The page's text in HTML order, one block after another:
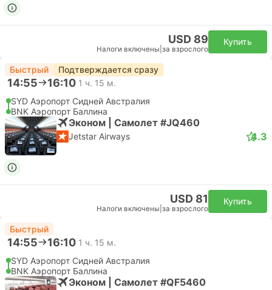
USD 89
Налоги включены за взрослого
Купить
Быстрый Подтверждается сразу
14:55 16:10 1 ч. 15 м.
SYD Аэропорт Сидней Австралия
BNK Аэропорт Баллина
Эконом | Самолет #JQ460
Jetstar Airways 4.3
USD 81
Налоги включены за взрослого
Купить
Быстрый
14:55 16:10 1 ч. 15 м.
SYD Аэропорт Сидней Австралия
BNK Аэропорт Баллина
Эконом | Самолет #QF5460